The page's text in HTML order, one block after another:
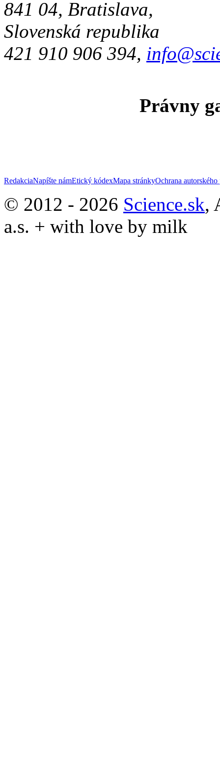
841 04, Bratislava,
Slovenská republika
421 910 906 394,
Právny
RedakciaNapíšte námEtický kódexMapa stránkyOchrana autorského
© 2012 - 2026 Science.sk,
a.s. + with love by milk